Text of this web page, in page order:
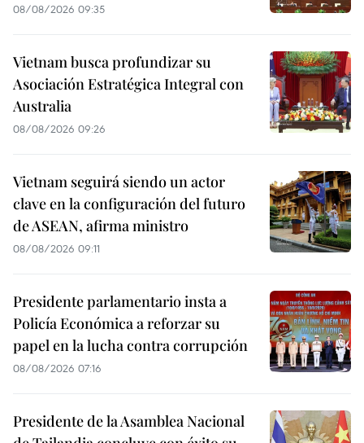
08/08/2026 09:35
Vietnam busca profundizar su
Asociación Estratégica Integral con
Australia
08/08/2026 09:26
Vietnam seguirá siendo un actor
clave en la configuración del futuro
de ASEAN, afirma ministro
08/08/2026 09:11
Presidente parlamentario insta a
Policía Económica a reforzar su
papel en la lucha contra corrupción
08/08/2026 07:16
Presidente de la Asamblea Nacional